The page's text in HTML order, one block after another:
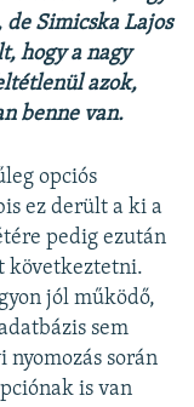
Simicska Lajos
hogy a nagy
azok,
benne van.
opciós
ez derült a ki a
pedig ezután
következtetni.
jól működő,
sem
során
is van